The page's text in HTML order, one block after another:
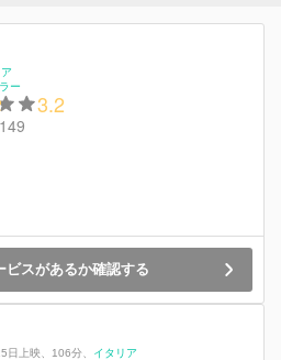
ー
3.2
149
ビスがあるか確認する
日上映 106分
イタリア